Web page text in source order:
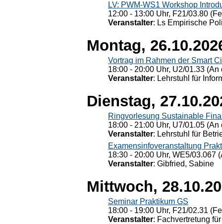
LV: PWM-WS1 Workshop
12:00 - 13:00 Uhr, F21/03.80
Veranstalter: Ls Empirische
Montag,
Vortrag im Rahmen der Smart
18:00 - 20:00 Uhr, U2/01.33
Veranstalter: Lehrstuhl für
Dienstag,
Ringvorlesung Sustainable
18:00 - 21:00 Uhr, U7/01.05
Veranstalter: Lehrstuhl für
Examensinfoveranstaltung
18:30 - 20:00 Uhr, WE5/03.067
Veranstalter: Gibfried, Sabine
Mittwoch,
Seminar Praktikum GS
18:00 - 19:00 Uhr, F21/02.31
Veranstalter: Fachvertretung